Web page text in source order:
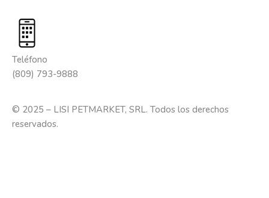
Teléfono
(809) 793-9888
© 2025 – LISI PETMARKET, SRL. Todos los derechos
reservados.